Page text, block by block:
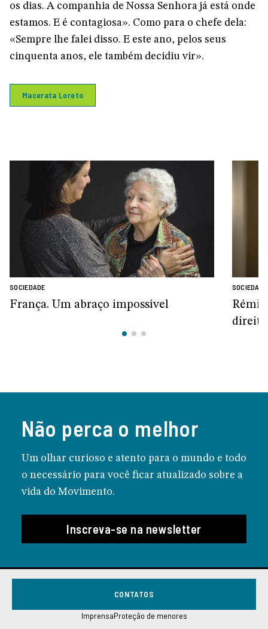
os dias. A companhia de Nossa Senhora já está onde
estamos. E é contagiosa». Como para o chefe dela:
«Sempre lhe falei disso. E este ano, pelos seus
cinquenta anos, ele também decidiu vir».
Macerata Loreto
SOCIEDADE
França. Um abraço impossível
SOCIEDADE
Rémi
Não perca o melhor
Um olhar curioso e atento para o mundo e todo
o necessário para você ficar atualizado sobre a
vida do Movimento.
Inscreva-se na newsletter
CONTATOS
ImprensaProteção de menores